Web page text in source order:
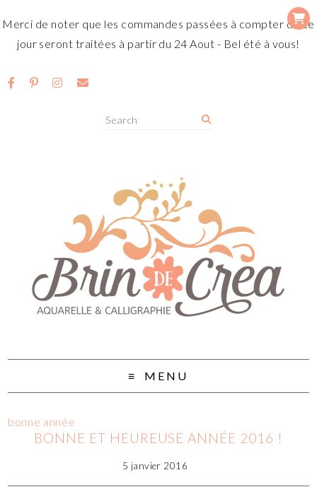
Merci de noter que les commandes passées à compter de ce
jour seront traitées à partir du 24 Aout - Bel été à vous!
MENU
bonne année
BONNE ET HEUREUSE ANNÉE 2016 !
5 janvier 2016